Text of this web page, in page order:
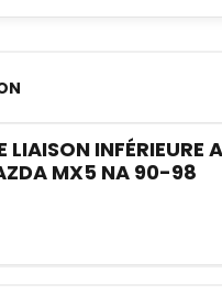
LIAISON INFÉRIEURE
MX5 NA 90-98